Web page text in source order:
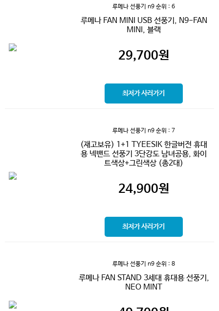
루메나 선풍기 n9 순위 : 6
루메나 FAN MINI USB 선풍기, N9-FAN
MINI, 블랙
29,700원
최저가 사러가기
루메나 선풍기 n9 순위 : 7
(재고보유) 1+1 TYEESIK 한글버전 휴대
용 넥밴드 선풍기 3단강도 남녀공용, 화이
트색상+그린색상 (총2대)
24,900원
최저가 사러가기
루메나 선풍기 n9 순위 : 8
루메나 FAN STAND 3세대 휴대용 선풍기,
NEO MINT